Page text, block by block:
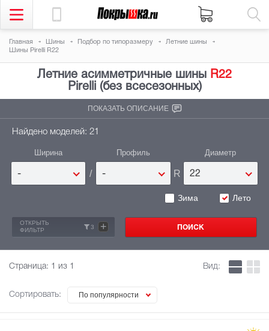
Главная Шины Подбор по типоразмеру
Летние шины
Шины Pirelli R22
Летние асимметричные шины
R22
Pirelli (без всесезонных)
ПОКАЗАТЬ ОПИСАНИЕ
Найдено моделей: 21
Ширина
- /
Профиль
- R
Диаметр
22
Зима Лето
ОТКРЫТЬ
ФИЛЬТР
3 +
Страница: 1 из 1
Сортировать: По популярности
Вид: